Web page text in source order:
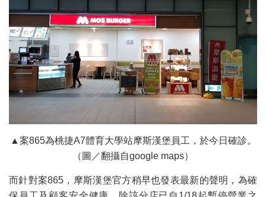
▲案865為桃捷A7體育大學站摩斯漢堡員工，於今日確診。
（圖／翻攝自google maps）
而針對案865，摩斯漢堡官方稍早也發表最新的聲明，為確